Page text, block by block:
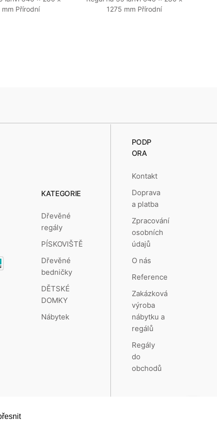
Přírodní
1275 mm Přírodní
KATEGORIE
Dřevěné
regály
PÍSKOVIŠTĚ
Dřevěné
bedničky
DĚTSKÉ
DOMKY
Nábytek
PODP
ORA
Kontakt
Doprava
a platba
Zpracování
osobních
údajů
O nás
Reference
Zakázková
výroba
nábytku a
regálů
Regály
do
obchodů